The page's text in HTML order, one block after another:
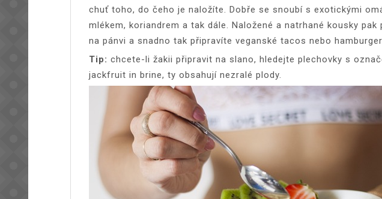
chuť toho, do čeho je naložíte. Dobře se snoubí s exotickými
mlékem, koriandrem a tak dále. Naložené a natrhané kousky
na pánvi a snadno tak připravíte veganské tacos nebo hamburger.
Tip: chcete-li žakii připravit na slano, hledejte plechovky s
jackfruit in brine, ty obsahují nezralé plody.